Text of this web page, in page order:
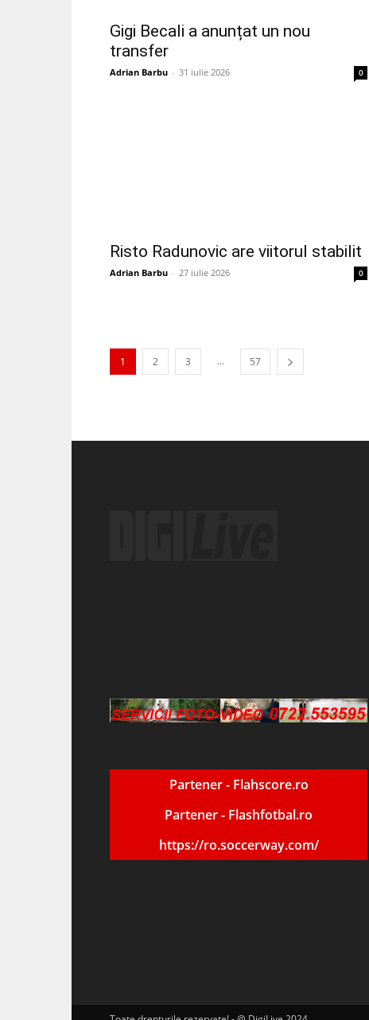
Gigi Becali a anunțat un nou
transfer
Adrian Barbu - 31 iulie 2026 0
Risto Radunovic are viitorul stabilit
Adrian Barbu - 27 iulie 2026 0
1 2 3 ... 57
Partener - Flahscore.ro
Partener - Flashfotbal.ro
https://ro.soccerway.com/